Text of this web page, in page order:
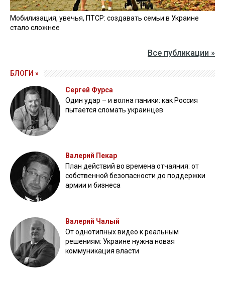
Мобилизация, увечья, ПТСР: создавать семьи в Украине
стало сложнее
Все публикации »
БЛОГИ »
Сергей Фурса
Один удар – и волна паники: как Россия
пытается сломать украинцев
Валерий Пекар
План действий во времена отчаяния: от
собственной безопасности до поддержки
армии и бизнеса
Валерий Чалый
От однотипных видео к реальным
решениям: Украине нужна новая
коммуникация власти